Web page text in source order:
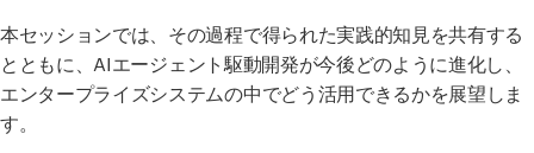
本セッションでは、その過程で得られた実践的知見を共有する
とともに、 AIエージェント駆動開発が今後どのように進化し、
エンタープライズシステムの中でどう活用できるかを展望しま
す。